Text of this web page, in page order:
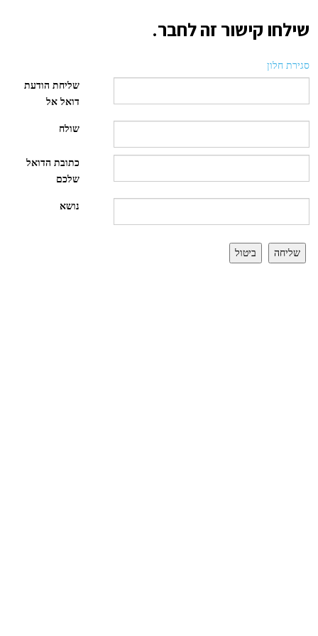
שילחו קישור זה לחבר.
סגירת חלון
שליחת הודעת
דואל אל
שולח
כתובת הדואל
שלכם
נושא
שליחה ביטול